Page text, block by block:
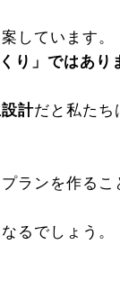
しています。
り」ではあり
計だと私たち
ランを作るこ
るでしょう。